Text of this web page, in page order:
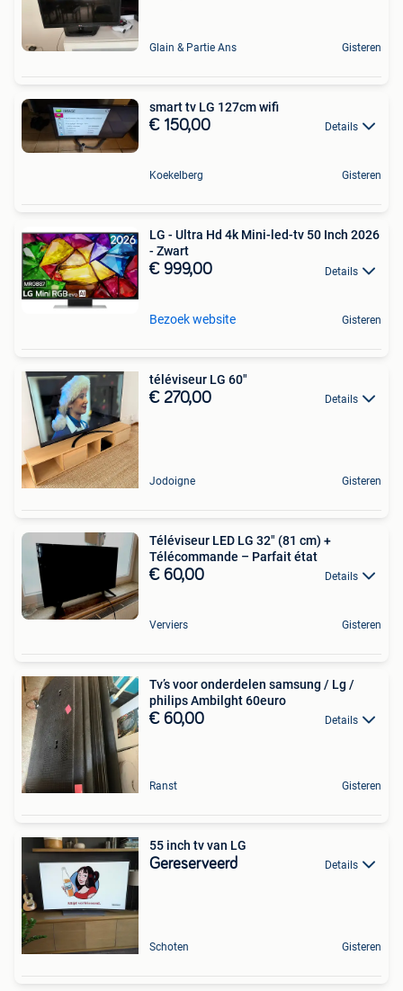
Glain & Partie Ans Gisteren
smart tv LG 127cm wifi
€ 150,00 Details
Koekelberg Gisteren
LG - Ultra Hd 4k Mini-led-tv 50 Inch 2026
- Zwart
€ 999,00 Details
Bezoek website Gisteren
téléviseur LG 60"
€ 270,00 Details
Jodoigne Gisteren
Téléviseur LED LG 32" (81 cm) +
Télécommande – Parfait état
€ 60,00 Details
Verviers Gisteren
Tv’s voor onderdelen samsung / Lg /
philips Ambilght 60euro
€ 60,00 Details
Ranst Gisteren
55 inch tv van LG
Gereserveerd Details
Schoten Gisteren